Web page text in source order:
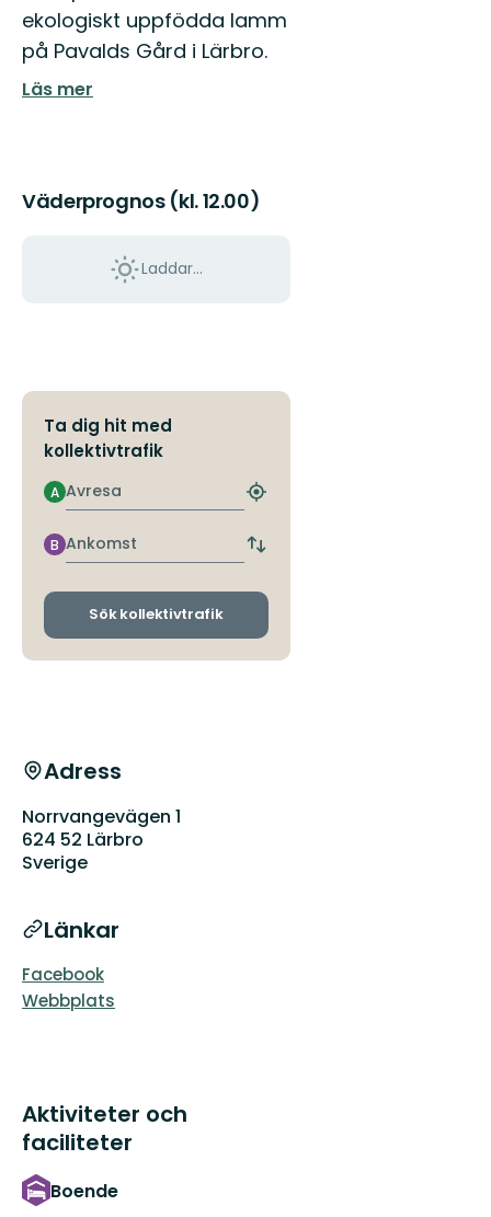
ekologiskt uppfödda lamm
på Pavalds Gård i Lärbro.
Läs mer
Väderprognos (kl. 12.00)
Laddar...
Ta dig hit med
kollektivtrafik
Avresa
A
Hitta
hållplats
Ankomst
B
Byt
och
Sök kollektivtrafik
Adress
Norrvangevägen 1
624 52 Lärbro
Sverige
Länkar
Facebook
Webbplats
Aktiviteter och
faciliteter
Boende